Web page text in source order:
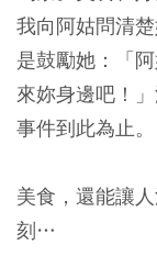
我向阿姑問清
是鼓勵她：「
來妳身邊吧！
事件到此為止。
美食，還能讓
刻…